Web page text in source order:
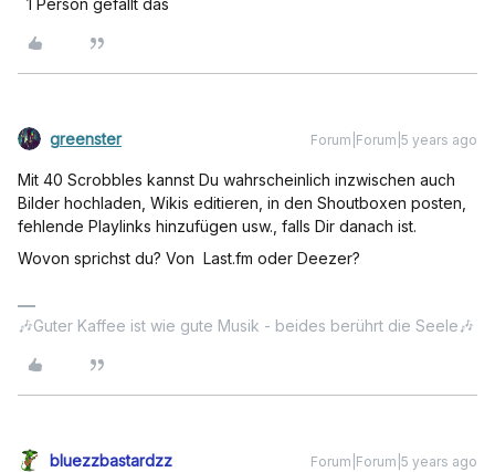
1 Person gefällt das
greenster Forum|Forum|5 years ago
Mit 40 Scrobbles kannst Du wahrscheinlich inzwischen auch
Bilder hochladen, Wikis editieren, in den Shoutboxen posten,
fehlende Playlinks hinzufügen usw., falls Dir danach ist.
Wovon sprichst du? Von Last.fm oder Deezer?
🎶Guter Kaffee ist wie gute Musik - beides berührt die Seele🎶
bluezzbastardzz Forum|Forum|5 years ago